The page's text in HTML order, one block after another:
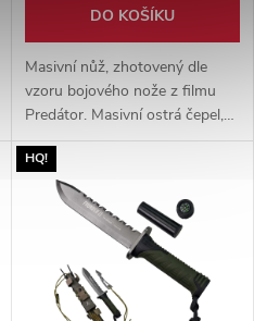
DO KOŠÍKU
Masivní nůž, zhotovený dle
vzoru bojového nože z filmu
Predátor. Masivní ostrá čepel,
pohodlná, dřevěná rukojeť.
Pevné nylonové pouzdro
součástí balení.
HQ!